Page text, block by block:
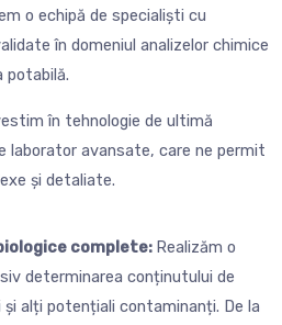
o echipă de specialiști cu
în domeniul analizelor chimice
potabilă.
în tehnologie de ultimă
laborator avansate, care ne permit
și detaliate.
complete: Realizăm o
determinarea conținutului de
alți potențiali contaminanți. De la